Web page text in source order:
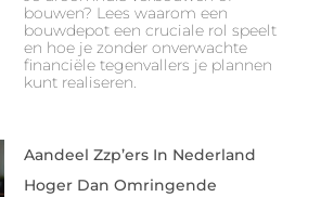
bouwen? Lees waarom een
bouwdepot een cruciale rol speelt
en hoe je zonder onverwachte
financiële tegenvallers je plannen
kunt realiseren.
Aandeel Zzp’ers In Nederland
Hoger Dan Omringende